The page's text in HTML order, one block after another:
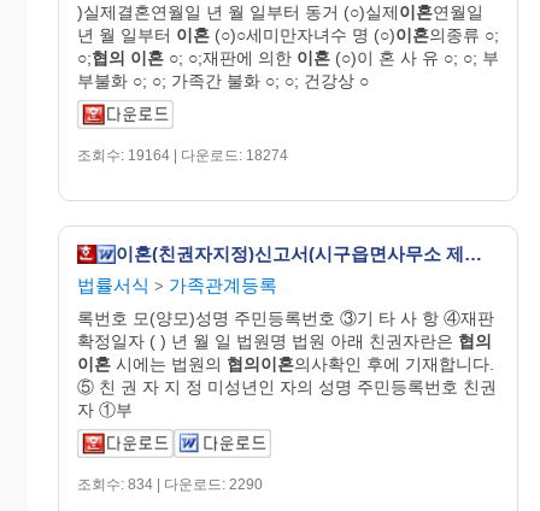
)실제결혼연월일 년 월 일부터 동거 (○)실제이혼연월일
년 월 일부터 이혼 (○)○세미만자녀수 명 (○)이혼의종류 ○;
○;협의 이혼 ○; ○;재판에 의한 이혼 (○)이 혼 사 유 ○; ○; 부
부불화 ○; ○; 가족간 불화 ○; ○; 건강상 ○
조회수: 19164 | 다운로드: 18274
이혼(친권자지정)신고서(시구읍면사무소 제출용)
법률서식 > 가족관계등록
록번호 모(양모)성명 주민등록번호 ③기 타 사 항 ④재판
확정일자 ( ) 년 월 일 법원명 법원 아래 친권자란은 협의
이혼 시에는 법원의 협의이혼의사확인 후에 기재합니다.
⑤ 친 권 자 지 정 미성년인 자의 성명 주민등록번호 친권
자 ①부
조회수: 834 | 다운로드: 2290